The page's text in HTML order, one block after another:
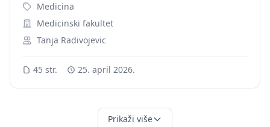
Medicina
Medicinski fakultet
Tanja Radivojevic
45 str. 25. april 2026.
Prikaži više